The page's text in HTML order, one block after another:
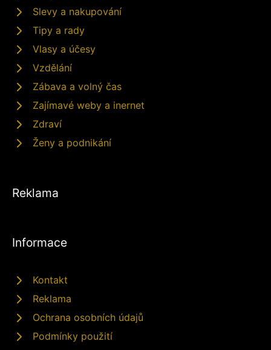
Slevy a nakupování
Tipy a rady
Vlasy a účesy
Vzdělání
Zábava a volný čas
Zajímavé weby a inernet
Zdraví
Ženy a podnikání
Reklama
Informace
Kontakt
Reklama
Ochrana osobních údajů
Podmínky použití